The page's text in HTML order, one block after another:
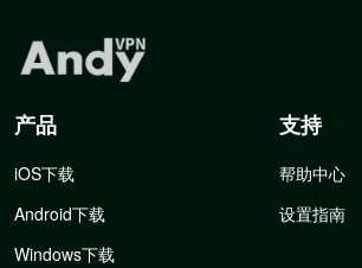
产品
iOS下载
Android下载
Windows下载
支持
帮助中心
设置指南